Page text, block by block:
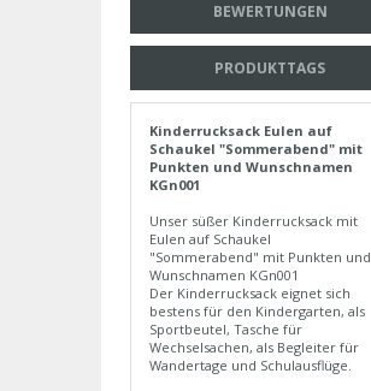
BEWERTUNGEN
PRODUKTTAGS
Kinderrucksack Eulen auf
Schaukel "Sommerabend" mit
Punkten und Wunschnamen
KGn001
Unser süßer Kinderrucksack mit
Eulen auf Schaukel
"Sommerabend" mit Punkten und
Wunschnamen KGn001
Der Kinderrucksack eignet sich
bestens für den Kindergarten, als
Sportbeutel, Tasche für
Wechselsachen, als Begleiter für
Wandertage und Schulausflüge.